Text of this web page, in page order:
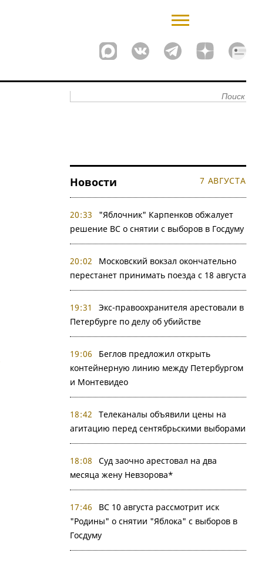
Новости 7 АВГУСТА
20:33
"Яблочник" Карпенков обжалует
решение ВС о снятии с выборов в Госдуму
20:02
Московский вокзал окончательно
перестанет принимать поезда с 18 августа
19:31
Экс-правоохранителя арестовали в
Петербурге по делу об убийстве
19:06
Беглов предложил открыть
контейнерную линию между Петербургом
и Монтевидео
18:42
Телеканалы объявили цены на
агитацию перед сентябрьскими выборами
18:08
Суд заочно арестовал на два
месяца жену Невзорова*
17:46
ВС 10 августа рассмотрит иск
"Родины" о снятии "Яблока" с выборов в
Госдуму